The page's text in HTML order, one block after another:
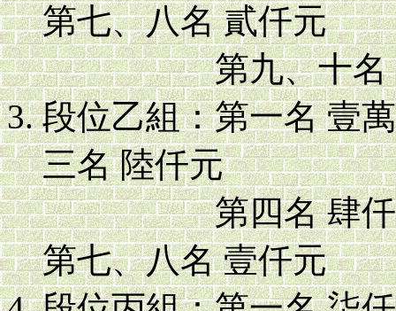
第七、八名 貳仟元
第九、十名
段位乙組：第一名
三名 陸仟元
第四名 肆仟元
第七、八名 壹仟元